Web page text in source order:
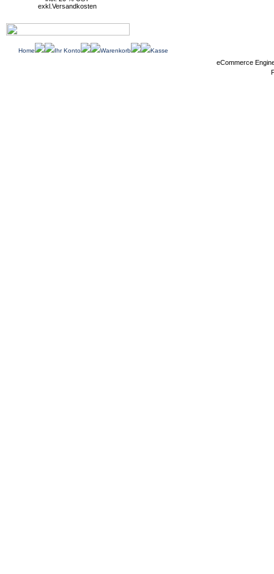
exkl. Versandkosten
Home Ihr Konto Warenkorb Kasse
eCommerce